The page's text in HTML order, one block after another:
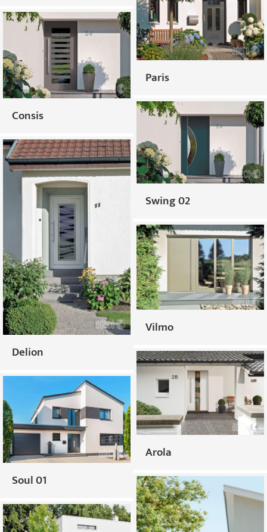
Consis
Delion
Soul 01
Paris
Swing 02
Vilmo
Arola